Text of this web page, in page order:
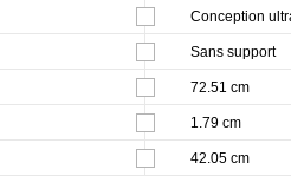
Conception
Sans support
72.51 cm
1.79 cm
42.05 cm